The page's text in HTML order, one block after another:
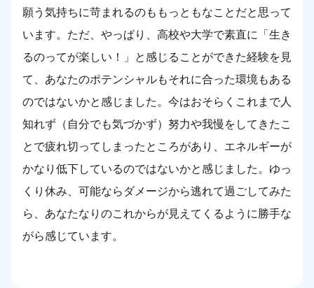
願う気持ちに苛まれるのももっともなことだと思って
います。ただ、やっぱり、高校や大学で素直に「生き
るのってが楽しい！」と感じることができた経験を見
て、あなたのポテンシャルもそれに合った環境もある
のではないかと感じました。今はおそらくこれまで人
知れず（自分でも気づかず）努力や我慢をしてきたこ
とで疲れ切ってしまったところがあり、エネルギーが
かなり低下しているのではないかと感じました。ゆっ
くり休み、可能ならダメージから逃れて過ごしてみた
ら、あなたなりのこれからが見えてくるように勝手な
がら感じています。